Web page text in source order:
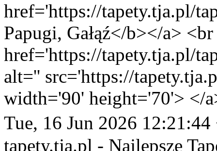
href='https://tapety.tja.pl/
Papugi, Gałąź</b></a>
href='https://tapety.tja.pl/
alt='' src='https://
width='90' height='70'> </
Tue, 16 Jun 2026 12:21:44
tapety.tja.pl - Najlepsze